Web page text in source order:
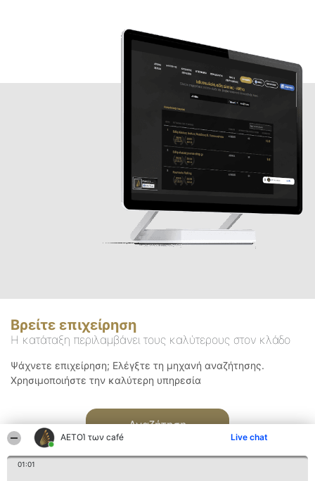
ΑΕΤΟΊ των café Live chat
01:01
Βρείτε επιχείρηση
Η κατάταξη περιλαμβάνει τους καλύτερους στον κλάδο
Ψάχνετε επιχείρηση; Ελέγξτε τη μηχανή αναζήτησης.
Χρησιμοποιήστε την καλύτερη υπηρεσία
Αναζήτηση